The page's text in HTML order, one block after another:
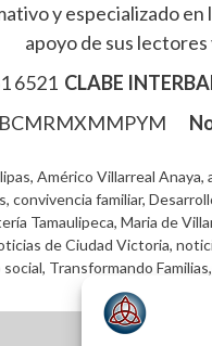
y especializado
apoyo de sus
6521 CLABE
BCMRMXMMPYM
, Américo Villarreal Anaya,
, convivencia familiar,
Tamaulipeca, Maria de
de Ciudad Victoria,
, Transformando Familias,